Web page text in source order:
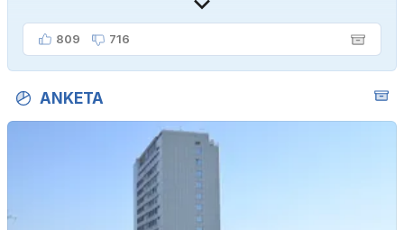
809 716
ANKETA